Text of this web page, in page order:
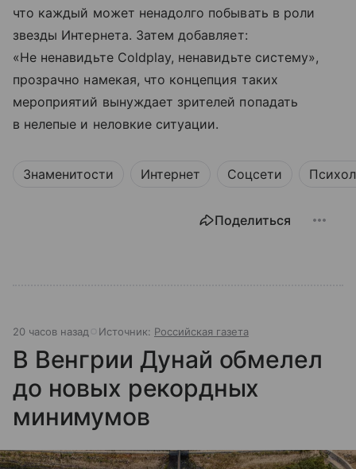
что каждый может ненадолго побывать в роли
звезды Интернета. Затем добавляет:
«Не ненавидьте Coldplay, ненавидьте систему»,
прозрачно намекая, что концепция таких
мероприятий вынуждает зрителей попадать
в нелепые и неловкие ситуации.
Знаменитости Интернет Соцсети
Поделиться
20 часов назад Источник: Российская газета
В Венгрии Дунай обмелел
до новых рекордных
минимумов